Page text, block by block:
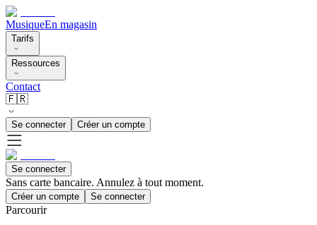
MusiqueEn magasin
Tarifs
Ressources
Contact
🇫🇷
Se connecter Créer un compte
Se connecter
Sans carte bancaire. Annulez à tout moment.
Créer un compte Se connecter
Parcourir